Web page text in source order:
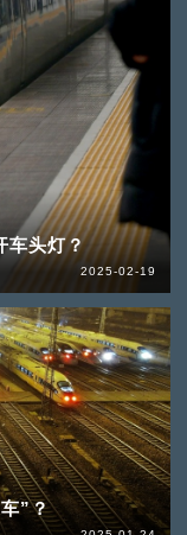
车头灯？
2025-02-19
”？